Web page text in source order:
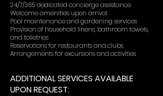
24/7/365 dedicated concierge assistance
Welcome amenities upon arrival
Pool maintenance and gardening services
Provision of household linens, bathroom towels,
and toiletries
Reservations for restaurants and clubs
Arrangements for excursions and activities
ADDITIONAL SERVICES AVAILABLE
UPON REQUEST: